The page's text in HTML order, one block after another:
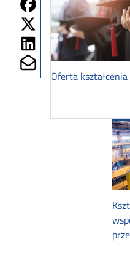
Oferta kształcenia
Share on Twitter
Share on Linkedin
Share on Mailto